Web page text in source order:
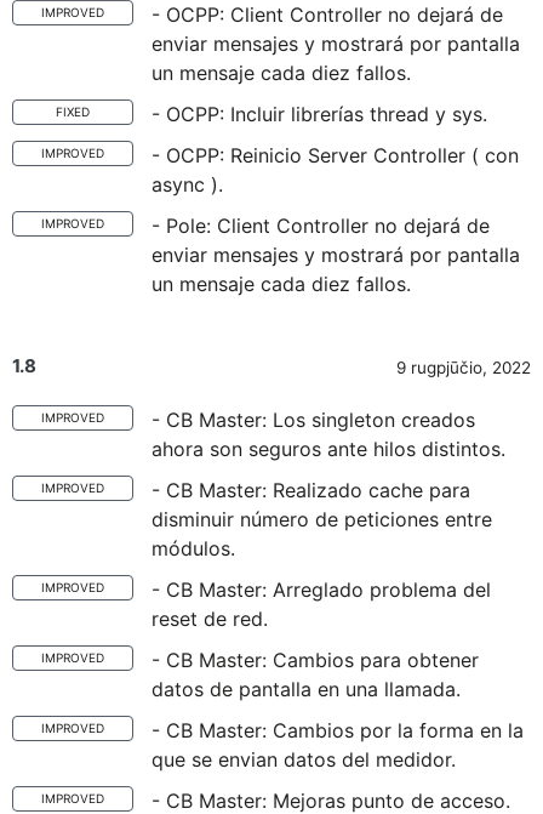
IMPROVED
- OCPP: Client Controller no dejará de
enviar mensajes y mostrará por pantalla
un mensaje cada diez fallos.
FIXED - OCPP: Incluir librerías thread y sys.
IMPROVED
- OCPP: Reinicio Server Controller ( con
async ).
IMPROVED
- Pole: Client Controller no dejará de
enviar mensajes y mostrará por pantalla
un mensaje cada diez fallos.
1.8 9 rugpjūčio, 2022
IMPROVED
- CB Master: Los singleton creados
ahora son seguros ante hilos distintos.
IMPROVED
- CB Master: Realizado cache para
disminuir número de peticiones entre
módulos.
IMPROVED
- CB Master: Arreglado problema del
reset de red.
IMPROVED
- CB Master: Cambios para obtener
datos de pantalla en una llamada.
IMPROVED
- CB Master: Cambios por la forma en la
que se envian datos del medidor.
IMPROVED - CB Master: Mejoras punto de acceso.